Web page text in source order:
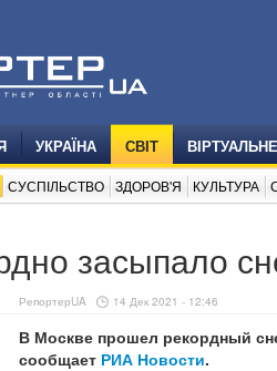
УКРАЇНА СВІТ
СУСПІЛЬСТВО ЗДОРОВ'Я КУЛЬТУРА
засыпало
РепортерUA 14 Дек 2021 - 12:46
В Москве прошел рекордный
сообщает РИА Новости.